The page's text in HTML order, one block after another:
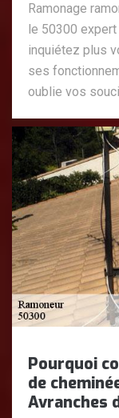
Ramonage
le 50300
inquiétez plus
ses
oublie vos
Pourquoi
de
Avranches